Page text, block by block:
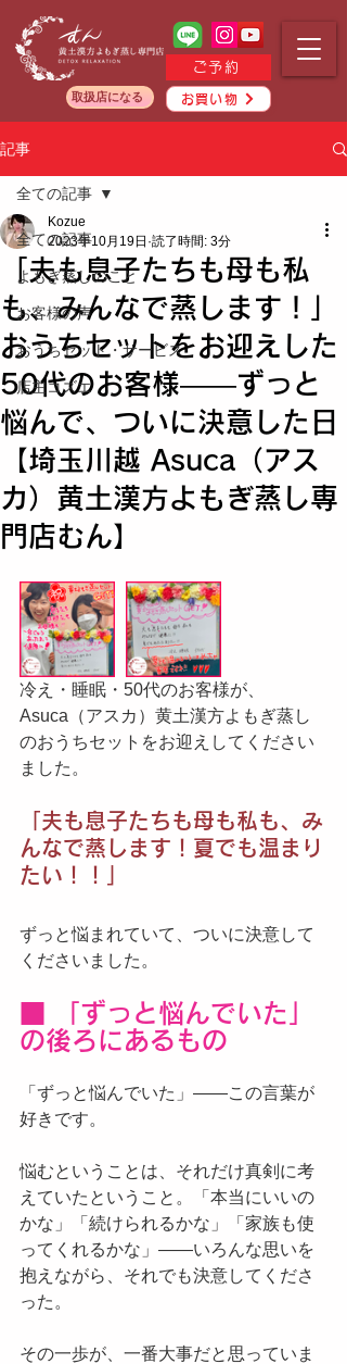
ご予約
お買い物
取扱店になる
記事
全ての記事
よもぎ蒸しのこと
お客様の声
おうちセット・サービス
店主コズエ
全ての記事
「夫も息子たちも母も私
も、みんなで蒸します！」
おうちセットをお迎えした
50代のお客様——ずっと
悩んで、ついに決意した日
【埼玉川越 Asuca（アス
カ）黄土漢方よもぎ蒸し専
門店むん】
Kozue
2023年10月19日 読了時間: 3分
冷え・睡眠・50代のお客様が、
Asuca（アスカ）黄土漢方よもぎ蒸し
のおうちセットをお迎えしてください
ました。
「夫も息子たちも母も私も、み
んなで蒸します！夏でも温まり
たい！！」
ずっと悩まれていて、ついに決意して
くださいました。
■ 「ずっと悩んでいた」
の後ろにあるもの
「ずっと悩んでいた」——この言葉が
好きです。
悩むということは、それだけ真剣に考
えていたということ。「本当にいいの
かな」「続けられるかな」「家族も使
ってくれるかな」——いろんな思いを
抱えながら、それでも決意してくださ
った。
その一歩が、一番大事だと思っていま